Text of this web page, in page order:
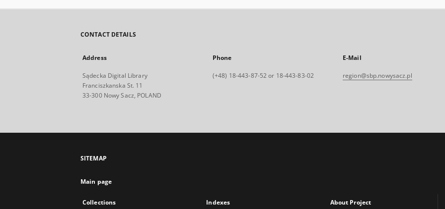
CONTACT DETAILS
Address
Sądecka Digital Library
Franciszkanska St. 11
33-300 Nowy Sacz, POLAND
Phone
(+48) 18-443-87-52 or 18-443-83-02
E-Mail
region@sbp.nowysacz.pl
SITEMAP
Main page
Collections Indexes About Project